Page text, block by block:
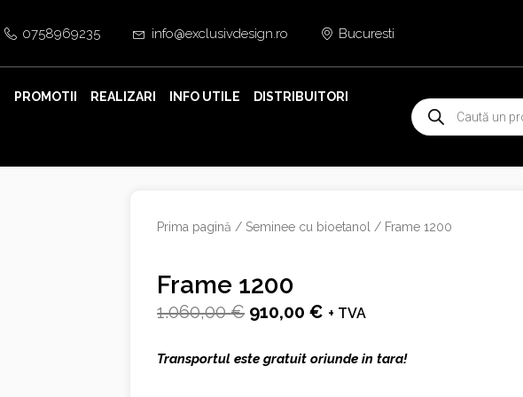
0758969235 info@exclusivdesign.ro Bucuresti
PROMOTII REALIZARI INFO UTILE DISTRIBUITORI
Products
search
Prima pagină / Seminee cu bioetanol / Frame 1200
Frame 1200
1.060,00€ Prețul
a
910,00€ Prețul
este:
+ TVA
Transportul este gratuit oriunde in tara!